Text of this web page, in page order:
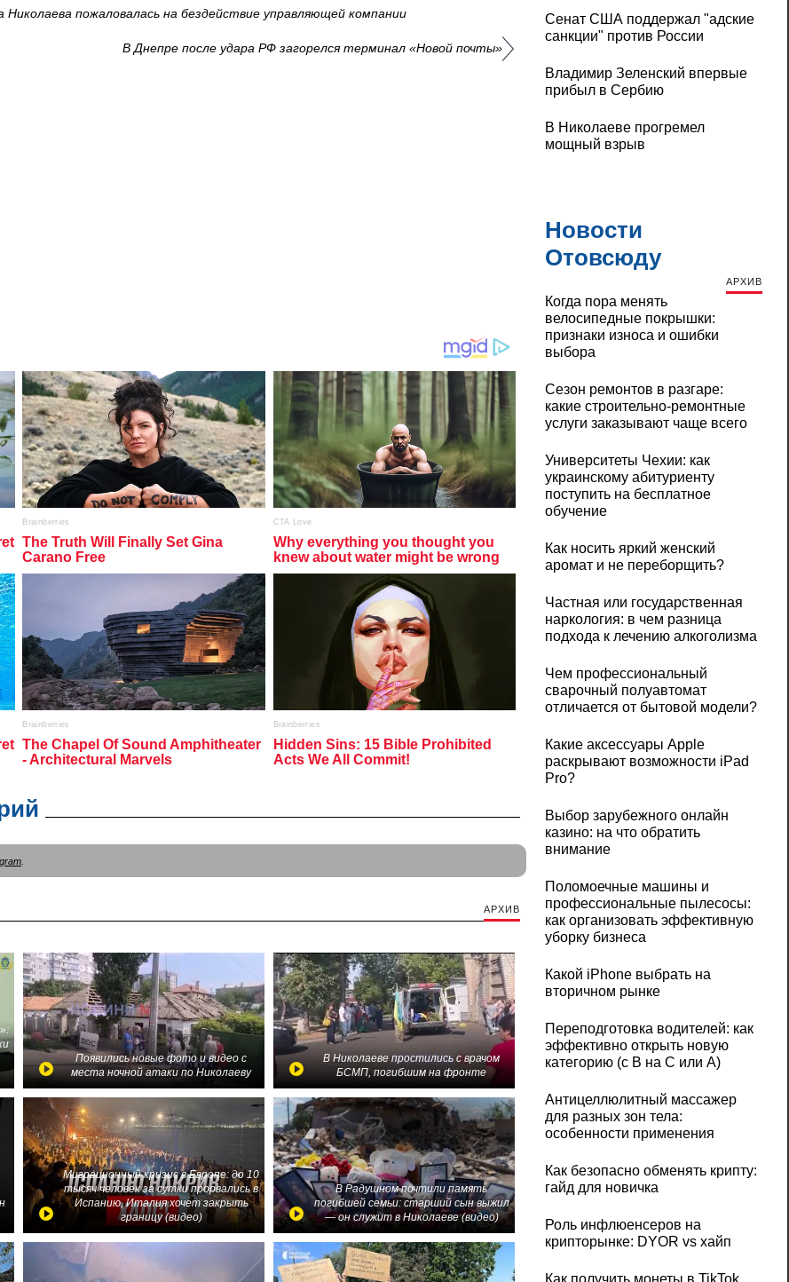
пожаловалась на бездействие управляющей компании
В Днепре после удара РФ загорелся терминал «Новой почты»
.
АРХИВ
Появились новые фото и видео с
места ночной атаки по Николаеву
В Николаеве простились с врачом
БСМП, погибшим на фронте
Миграционный кризис в Европе: до 10
тысяч человек за сутки прорвались в
Испанию, Италия хочет закрыть
границу (видео)
В Радушном почтили память
погибшей семьи: старший сын выжил
— он служит в Николаеве (видео)
Сенат США поддержал "адские
санкции" против России
Владимир Зеленский впервые
прибыл в Сербию
В Николаеве прогремел
мощный взрыв
Новости
Отовсюду
АРХИВ
Когда пора менять
велосипедные покрышки:
признаки износа и ошибки
выбора
Сезон ремонтов в разгаре:
какие строительно-ремонтные
услуги заказывают чаще всего
Университеты Чехии: как
украинскому абитуриенту
поступить на бесплатное
обучение
Как носить яркий женский
аромат и не переборщить?
Частная или государственная
наркология: в чем разница
подхода к лечению алкоголизма
Чем профессиональный
сварочный полуавтомат
отличается от бытовой модели?
Какие аксессуары Apple
раскрывают возможности iPad
Pro?
Выбор зарубежного онлайн
казино: на что обратить
внимание
Поломоечные машины и
профессиональные пылесосы:
как организовать эффективную
уборку бизнеса
Какой iPhone выбрать на
вторичном рынке
Переподготовка водителей: как
эффективно открыть новую
категорию (с B на C или А)
Антицеллюлитный массажер
для разных зон тела:
особенности применения
Как безопасно обменять крипту:
гайд для новичка
Роль инфлюенсеров на
крипторынке: DYOR vs хайп